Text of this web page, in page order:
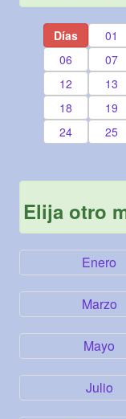
Días 01
06
07
12
13
18
19
24
25
Elija otro
Enero
Marzo
Mayo
Julio